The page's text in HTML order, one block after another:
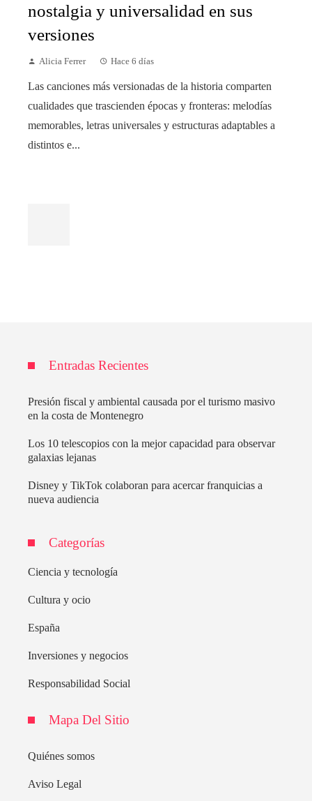
nostalgia y universalidad en sus
versiones
Alicia Ferrer Hace 6 días
Las canciones más versionadas de la historia comparten
cualidades que trascienden épocas y fronteras: melodías
memorables, letras universales y estructuras adaptables a
distintos e...
Entradas Recientes
Presión fiscal y ambiental causada por el turismo masivo
en la costa de Montenegro
Los 10 telescopios con la mejor capacidad para observar
galaxias lejanas
Disney y TikTok colaboran para acercar franquicias a
nueva audiencia
Categorías
Ciencia y tecnología
Cultura y ocio
España
Inversiones y negocios
Responsabilidad Social
Mapa Del Sitio
Quiénes somos
Aviso Legal